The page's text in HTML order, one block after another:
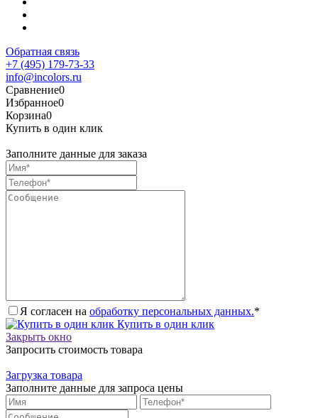
Обратная связь
+7 (495) 179-73-33
info@incolors.ru
Сравнение0
Избранное0
Корзина0
Купить в один клик
Заполните данные для заказа
Я согласен на обработку персональных данных.*
Купить в один клик
Закрыть окно
Запросить стоимость товара
Загрузка товара
Заполните данные для запроса цены